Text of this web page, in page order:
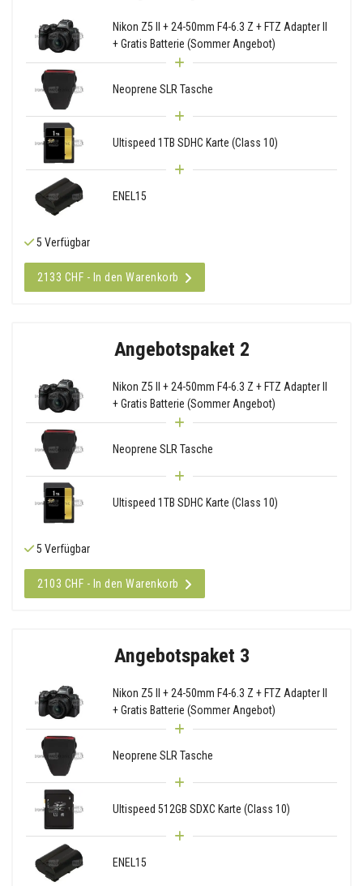
Nikon Z5 II + 24-50mm F4-6.3 Z + FTZ Adapter II
+ Gratis Batterie (Sommer Angebot)
Neoprene SLR Tasche
Ultispeed 1TB SDHC Karte (Class 10)
ENEL15
5 Verfügbar
2133 CHF - In den Warenkorb
Angebotspaket 2
Nikon Z5 II + 24-50mm F4-6.3 Z + FTZ Adapter II
+ Gratis Batterie (Sommer Angebot)
Neoprene SLR Tasche
Ultispeed 1TB SDHC Karte (Class 10)
5 Verfügbar
2103 CHF - In den Warenkorb
Angebotspaket 3
Nikon Z5 II + 24-50mm F4-6.3 Z + FTZ Adapter II
+ Gratis Batterie (Sommer Angebot)
Neoprene SLR Tasche
Ultispeed 512GB SDXC Karte (Class 10)
ENEL15